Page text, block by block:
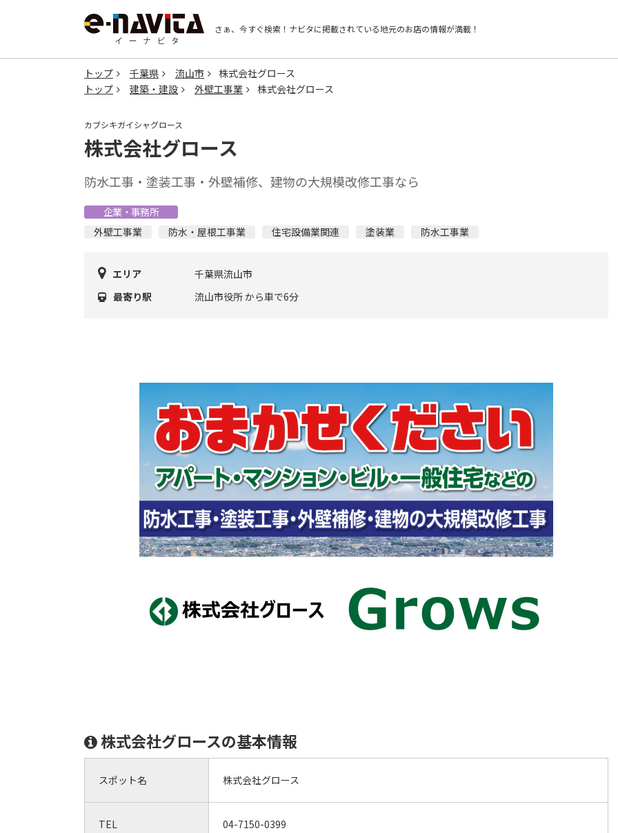
さぁ、今すぐ検索！ ナビタに掲載されている地元のお店の情報が満載！
トップ 千葉県 流山市
株式会社グロース
トップ
建築・建設 外壁工事業 株式会社グロース
カブシキガイシャグロース
株式会社グロース
防水工事・塗装工事・外壁補修、建物の大規模改修工事なら
企業・事務所
外壁工事業
防水・屋根工事業 住宅設備業関連 塗装業 防水工事業
エリア
千葉県流山市
最寄り駅
流山市役所 から車で6分
株式会社グロースの基本情報
スポット名 株式会社グロース
TEL 04-7150-0399